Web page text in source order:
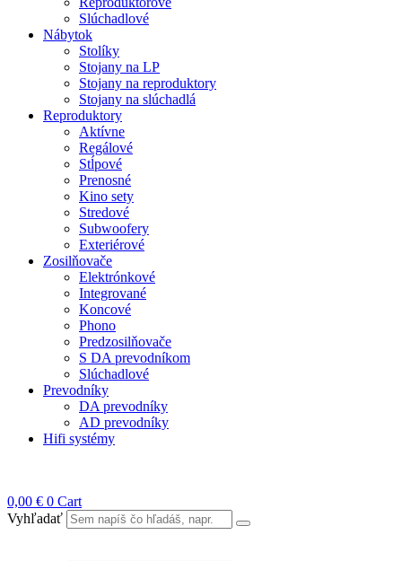
Slúchadlové
Nábytok
Stolíky
Stojany na LP
Stojany na reproduktory
Stojany na slúchadlá
Reproduktory
Aktívne
Regálové
Stĺpové
Prenosné
Kino sety
Stredové
Subwoofery
Exteriérové
Zosilňovače
Elektrónkové
Integrované
Koncové
Phono
Predzosilňovače
S DA prevodníkom
Slúchadlové
Prevodníky
DA prevodníky
AD prevodníky
Hifi systémy
0,00 € 0 Cart
Vyhľadať